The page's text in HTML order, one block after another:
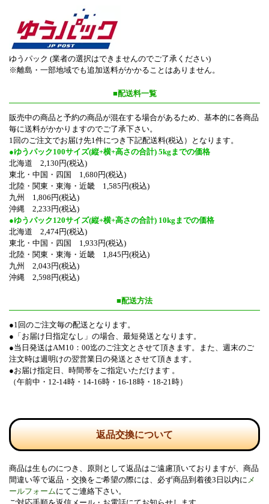
ゆうパック (業者の選択はできませんのでご了承ください)
※離島・一部地域でも追加送料がかかることはありません。
■配送料一覧
販売中の商品と予約の商品が混在する場合があるため、基本的に各商品
毎に送料がかかりますのでご了承下さい。
1回のご注文でお届け先1件につき下記配送料(税込）となります。
●ゆうパック100サイズ(縦+横+高さの合計) 5kgまでの価格
北海道 2,130円(税込)
東北・中国・四国 1,680円(税込)
北陸・関東・東海・近畿 1,585円(税込)
九州 1,806円(税込)
沖縄 2,233円(税込)
●ゆうパック120サイズ(縦+横+高さの合計) 10kgまでの価格
北海道 2,474円(税込)
東北・中国・四国 1,933円(税込)
北陸・関東・東海・近畿 1,845円(税込)
九州 2,043円(税込)
沖縄 2,598円(税込)
■配送方法
●1回のご注文毎の配送となります。
●「お届け日指定なし」の場合、最短発送となります。
●当日発送はAM10：00迄のご注文とさせて頂きます。また、週末のご
注文時は週明けの翌営業日の発送とさせて頂きます。
●お届け指定日、時間帯をご指定いただけます 。
（午前中・12-14時・14-16時・16-18時・18-21時）
返品交換について
商品は生ものにつき、原則として返品はご遠慮頂いておりますが、商品
間違い等で返品・交換をご希望の際には、必ず商品到着後3日以内に メ
ールフォームにてご連絡下さい。